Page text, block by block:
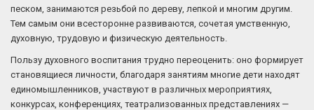
песком, занимаются резьбой по дереву, лепкой и многим другим.
Тем самым они всесторонне развиваются, сочетая умственную,
духовную, трудовую и физическую деятельность.
Пользу духовного воспитания трудно переоценить: оно формирует
становящиеся личности, благодаря занятиям многие дети находят
единомышленников, участвуют в различных мероприятиях,
конкурсах, конференциях, театрализованных представлениях —